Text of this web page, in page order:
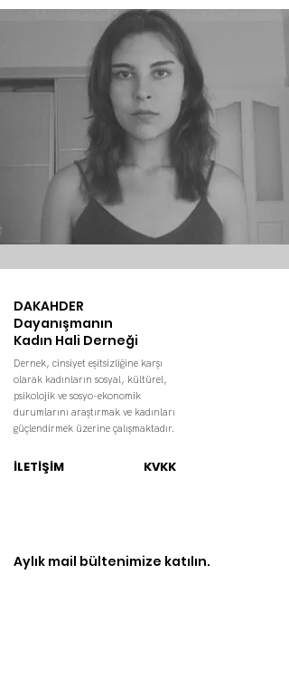
DAKAHDER
Dayanışmanın
Kadın Hali Derneği
Dernek, cinsiyet eşitsizliğine karşı
olarak kadınların sosyal, kültürel,
psikolojik ve sosyo-ekonomik
durumlarını araştırmak ve kadınları
güçlendirmek üzerine çalışmaktadır.
İLETİŞİM KVKK
Aylık mail bültenimize katılın.